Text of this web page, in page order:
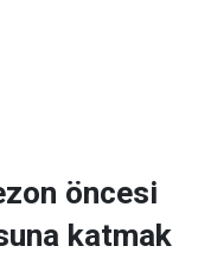
öncesi
katmak